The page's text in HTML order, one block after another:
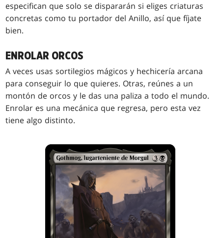
especifican que solo se dispararán si eliges criaturas
concretas como tu portador del Anillo, así que fíjate
bien.
ENROLAR ORCOS
A veces usas sortilegios mágicos y hechicería arcana
para conseguir lo que quieres. Otras, reúnes a un
montón de orcos y le das una paliza a todo el mundo.
Enrolar es una mecánica que regresa, pero esta vez
tiene algo distinto.